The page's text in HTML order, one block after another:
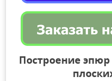
Построение